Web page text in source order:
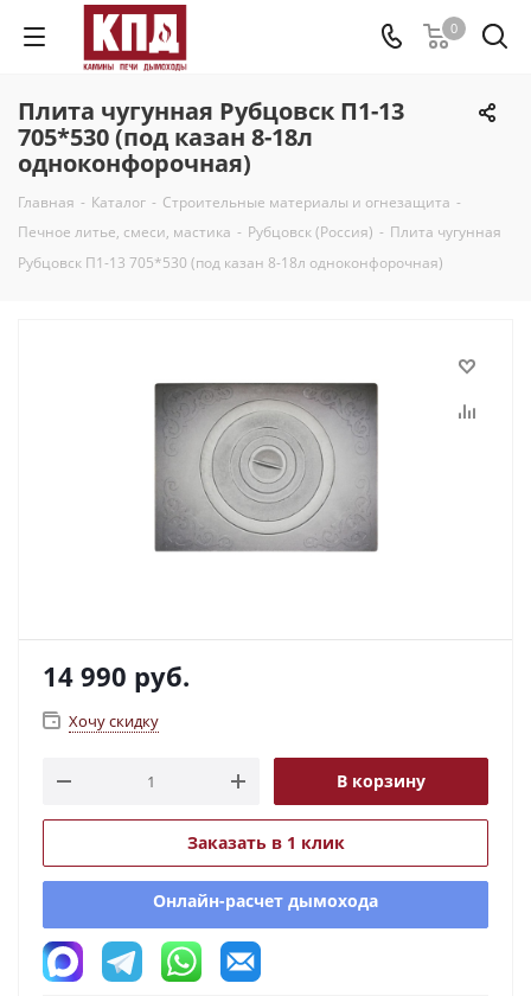
0
Плита чугунная Рубцовск П1-13
705*530 (под казан 8-18л
одноконфорочная)
Главная - Каталог - Строительные материалы и огнезащита -
Печное литье, смеси, мастика - Рубцовск (Россия) - Плита чугунная
Рубцовск П1-13 705*530 (под казан 8-18л одноконфорочная)
14 990 руб.
Хочу скидку
В корзину
Заказать в 1 клик
Онлайн-расчет дымохода